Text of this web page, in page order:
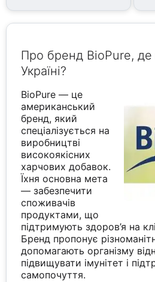
Про бренд BioPure, де
Україні?
BioPure — це
американський
бренд, який
спеціалізується на
виробництві
високоякісних
харчових добавок.
Їхня основна мета
— забезпечити
споживачів
продуктами, що
підтримують здоров’я на
Бренд пропонує
допомагають організму
підвищувати імунітет і
самопочуття.